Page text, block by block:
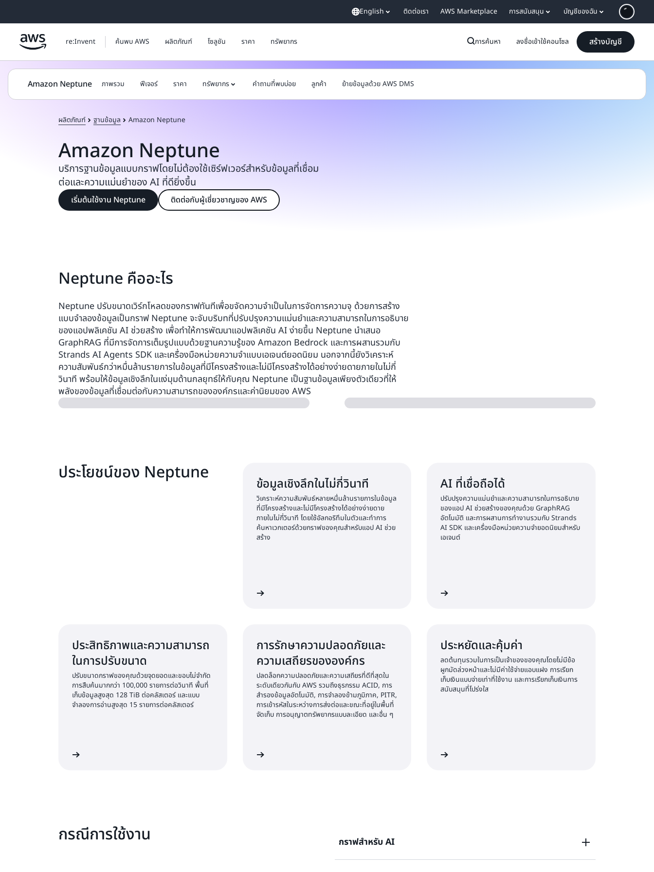
English ติดต่อเรา AWS Marketplace การสนับสนุน บัญชีของฉัน
re:Invent ค้นพบ AWS ผลิตภัณฑ์ โซลูชัน ราคา ทรัพยากร การค้นหา ลงชื่อเข้าใช้คอนโซล สร้างบัญชี
Amazon Neptune ภาพรวม ฟีเจอร์ ราคา ทรัพยากร คำถามที่พบบ่อย ลูกค้า ย้ายข้อมูลด้วย AWS DMS
ผลิตภัณฑ์ ฐานข้อมูล Amazon Neptune
Amazon Neptune
บริการฐานข้อมูลแบบกราฟโดยไม่ต้องใช้เซิร์ฟเวอร์สำหรับข้อมูลที่เชื่อม
ต่อและความแม่นยำของ AI ที่ดียิ่งขึ้น
เริ่มต้นใช้งาน Neptune ติดต่อกับผู้เชี่ยวชาญของ AWS
Neptune คืออะไร
Neptune ปรับขนาดเวิร์กโหลดของกราฟทันทีเพื่อขจัดความจำเป็นในการจัดการความจุ ด้วยการสร้าง
แบบจำลองข้อมูลเป็นกราฟ Neptune จะจับบริบทที่ปรับปรุงความแม่นยำและความสามารถในการอธิบาย
ของแอปพลิเคชัน AI ช่วยสร้าง เพื่อทำให้การพัฒนาแอปพลิเคชัน AI ง่ายขึ้น Neptune นำเสนอ
GraphRAG ที่มีการจัดการเต็มรูปแบบด้วยฐานความรู้ของ Amazon Bedrock และการผสานรวมกับ
Strands AI Agents SDK และเครื่องมือหน่วยความจำแบบเอเจนต์ยอดนิยม นอกจากนี้ยังวิเคราะห์
ความสัมพันธ์กว่าหมื่นล้านรายการในข้อมูลที่มีโครงสร้างและไม่มีโครงสร้างได้อย่างง่ายดายภายในไม่กี่
วินาที พร้อมให้ข้อมูลเชิงลึกในแง่มุมด้านกลยุทธ์ให้กับคุณ Neptune เป็นฐานข้อมูลเพียงตัวเดียวที่ให้
พลังของข้อมูลที่เชื่อมต่อกับความสามารถขององค์กรและค่านิยมของ AWS
ประโยชน์ของ Neptune ข้อมูลเชิงลึกในไม่กี่วินาที
วิเคราะห์ความสัมพันธ์หลายหมื่นล้านรายการในข้อมูล
ที่มีโครงสร้างและไม่มีโครงสร้างได้อย่างง่ายดาย
ภายในไม่กี่วินาที โดยใช้อัลกอริทึมในตัวและทำการ
ค้นหาเวกเตอร์ด้วยกราฟของคุณสำหรับแอป AI ช่วย
สร้าง
AI ที่เชื่อถือได้
ปรับปรุงความแม่นยำและความสามารถในการอธิบาย
ของแอป AI ช่วยสร้างของคุณด้วย GraphRAG
อัตโนมัติ และการผสานการทำงานรวมกับ Strands
AI SDK และเครื่องมือหน่วยความจำยอดนิยมสำหรับ
เอเจนต์
ประสิทธิภาพและความสามารถ
ในการปรับขนาด
ปรับขนาดกราฟของคุณด้วยจุดยอดและขอบไม่จำกัด
การสืบค้นมากกว่า 100,000 รายการต่อวินาที พื้นที่
เก็บข้อมูลสูงสุด 128 TiB ต่อคลัสเตอร์ และแบบ
จำลองการอ่านสูงสุด 15 รายการต่อคลัสเตอร์
การรักษาความปลอดภัยและ
ความเสถียรขององค์กร
ปลดล็อกความปลอดภัยและความเสถียรที่ดีที่สุดใน
ระดับเดียวกันกับ AWS รวมถึงธุรกรรม ACID, การ
สำรองข้อมูลอัตโนมัติ, การจำลองข้ามภูมิภาค, PITR,
การเข้ารหัสในระหว่างการส่งต่อและขณะที่อยู่ในพื้นที่
จัดเก็บ การอนุญาตทรัพยากรแบบละเอียด และอื่น ๆ
ประหยัดและคุ้มค่า
ลดต้นทุนรวมในการเป็นเจ้าของของคุณโดยไม่มีข้อ
ผูกมัดล่วงหน้าและไม่มีค่าใช้จ่ายแอบแฝง การเรียก
เก็บเงินแบบจ่ายเท่าที่ใช้งาน และการเรียกเก็บเงินการ
สนับสนุนที่โปร่งใส
กรณีการใช้งาน กราฟสำหรับ AI